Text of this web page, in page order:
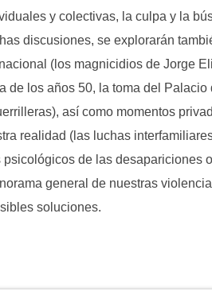
y colectivas, la culpa y la
discusiones, se explorarán
(los magnicidios de Jorge
de los años 50, la toma del Palacio
así como momentos
realidad (las luchas
de las desapariciones
general de nuestras
soluciones.